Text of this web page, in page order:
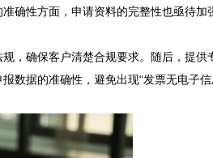
确性方面，申请资料的完整性也亟待加
，确保客户清楚合规要求。随后，提
据的准确性，避免出现“发票无电子信